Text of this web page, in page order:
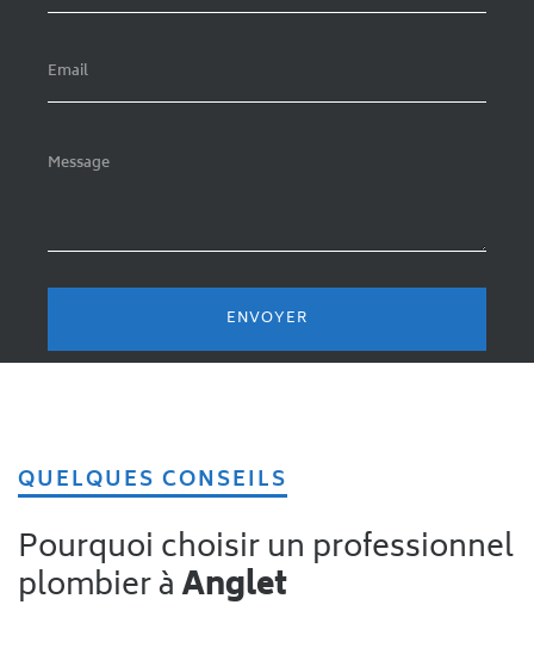
QUELQUES CONSEILS
Pourquoi choisir un professionnel
plombier àAnglet